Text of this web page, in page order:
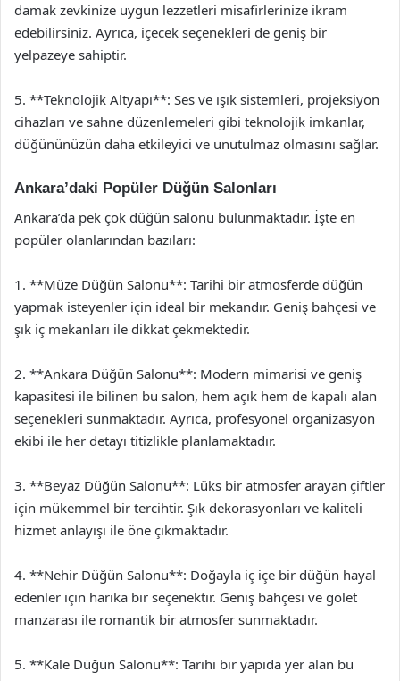
damak zevkinize uygun lezzetleri misafirlerinize ikram
edebilirsiniz. Ayrıca, içecek seçenekleri de geniş bir
yelpazeye sahiptir.
5. **Teknolojik Altyapı**: Ses ve ışık sistemleri, projeksiyon
cihazları ve sahne düzenlemeleri gibi teknolojik imkanlar,
düğününüzün daha etkileyici ve unutulmaz olmasını sağlar.
Ankara’daki Popüler Düğün Salonları
Ankara’da pek çok düğün salonu bulunmaktadır. İşte en
popüler olanlarından bazıları:
1. **Müze Düğün Salonu**: Tarihi bir atmosferde düğün
yapmak isteyenler için ideal bir mekandır. Geniş bahçesi ve
şık iç mekanları ile dikkat çekmektedir.
2. **Ankara Düğün Salonu**: Modern mimarisi ve geniş
kapasitesi ile bilinen bu salon, hem açık hem de kapalı alan
seçenekleri sunmaktadır. Ayrıca, profesyonel organizasyon
ekibi ile her detayı titizlikle planlamaktadır.
3. **Beyaz Düğün Salonu**: Lüks bir atmosfer arayan çiftler
için mükemmel bir tercihtir. Şık dekorasyonları ve kaliteli
hizmet anlayışı ile öne çıkmaktadır.
4. **Nehir Düğün Salonu**: Doğayla iç içe bir düğün hayal
edenler için harika bir seçenektir. Geniş bahçesi ve gölet
manzarası ile romantik bir atmosfer sunmaktadır.
5. **Kale Düğün Salonu**: Tarihi bir yapıda yer alan bu